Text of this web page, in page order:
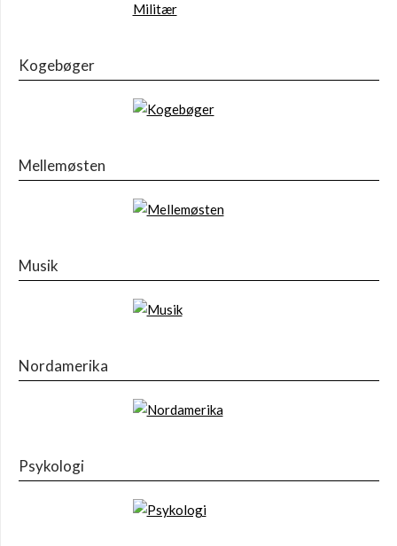
Kogebøger
Mellemøsten
Musik
Nordamerika
Psykologi